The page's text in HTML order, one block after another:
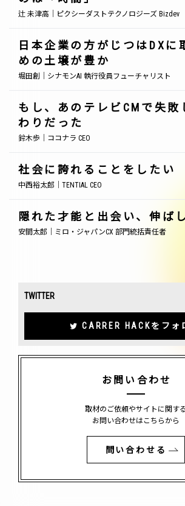
辻 未津高｜ピクシーダストテクノロジーズ Bizdev
日本企業の方がじつはDXに
めの土壌が豊か
堀田創｜シナモンAI 執行役員フューチャリスト
もし、あのテレビCMで失敗
わりだった
鈴木歩｜ココナラ CEO
社会に誇れることをしたい
中西裕太郎｜TENTIAL CEO
隠れた才能と出会い、伸ば
安間太郎｜ミロ・ジャパンCX 部門統括責任者
TWITTER
CARRER HACKをフォ
お問い合わせ
取材のご依頼やサイトに関する
お問い合わせはこちらから
問い合わせる